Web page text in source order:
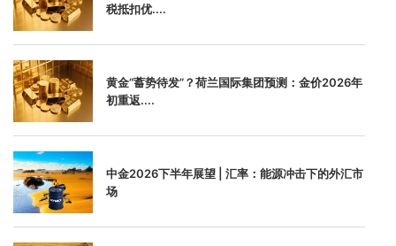
税抵扣优....
黄金“蓄势待发”？荷兰国际集团预测：金价2026年
初重返....
中金2026下半年展望 | 汇率：能源冲击下的外汇市
场